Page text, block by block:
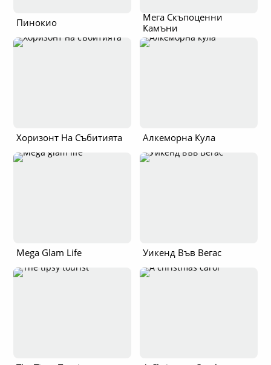
Пинокио
Мега Скъпоценни
Камъни
Хоризонт На Събитията Алкеморна Кула
Mega Glam Life Уикенд Във Вегас